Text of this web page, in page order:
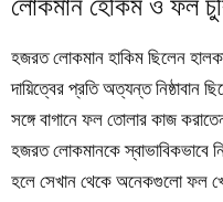
হজরত লোকমান হাকিম ছিলেন
দায়িত্বের প্রতি অত্যন্ত নিষ্ঠাবান
সঙ্গে বাগানে ফল তোলার কাজ
হজরত লোকমানকে স্বাভাবিকভাবে
হলে সেখান থেকে অনেকগুলো ফল